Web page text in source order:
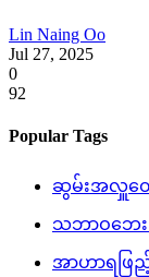
Lin Naing Oo
Jul 27, 2025
0
92
Popular Tags
ဆွမ်းအလှူတ
သဘာဝဘေး
အာဟာရဖြ